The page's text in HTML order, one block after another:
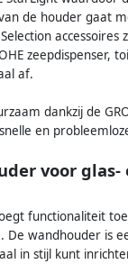
de houder gaat
zeepdispenser,
af.
dankzij de
en
voor
functionaliteit
wandhouder is
in stijl kunt